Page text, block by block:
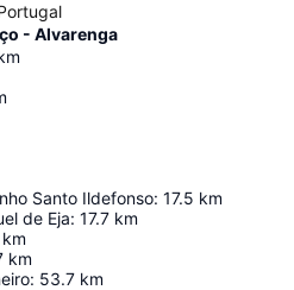
- Alvarenga
Santo Ildefonso: 17.5 km
de Eja: 17.7 km
km
km
: 53.7 km